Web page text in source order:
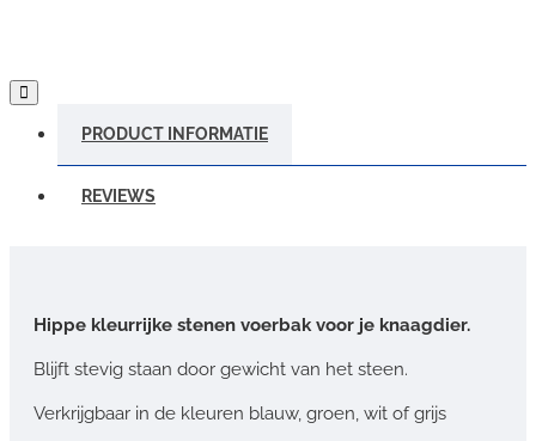
PRODUCT INFORMATIE
REVIEWS
Hippe kleurrijke stenen voerbak voor je knaagdier.
Blijft stevig staan door gewicht van het steen.
Verkrijgbaar in de kleuren blauw, groen, wit of grijs